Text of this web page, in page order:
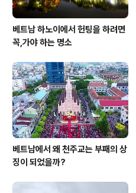
베트남 하노이에서 헌팅을 하려면
꼭,가야 하는 명소
베트남에서 왜 천주교는 부패의 상
징이 되었을까?